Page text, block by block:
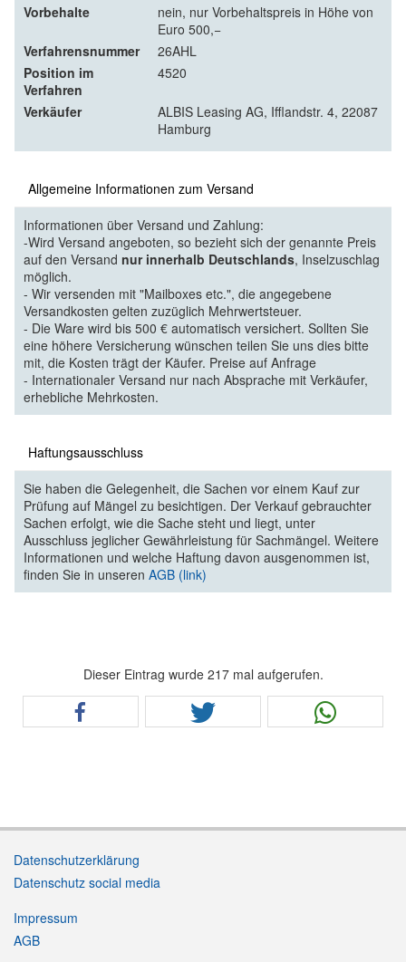
Vorbehalte
nein, nur Vorbehaltspreis in Höhe von
Euro 500,−
Verfahrensnummer
26AHL
Position im
Verfahren
4520
Verkäufer
ALBIS Leasing AG, Ifflandstr. 4, 22087
Hamburg
Allgemeine Informationen zum Versand
Informationen über Versand und Zahlung:
-Wird Versand angeboten, so bezieht sich der genannte Preis
auf den Versand nur innerhalb Deutschlands, Inselzuschlag
möglich.
- Wir versenden mit "Mailboxes etc.", die angegebene
Versandkosten gelten zuzüglich Mehrwertsteuer.
- Die Ware wird bis 500 € automatisch versichert. Sollten Sie
eine höhere Versicherung wünschen teilen Sie uns dies bitte
mit, die Kosten trägt der Käufer. Preise auf Anfrage
- Internationaler Versand nur nach Absprache mit Verkäufer,
erhebliche Mehrkosten.
Haftungsausschluss
Sie haben die Gelegenheit, die Sachen vor einem Kauf zur
Prüfung auf Mängel zu besichtigen. Der Verkauf gebrauchter
Sachen erfolgt, wie die Sache steht und liegt, unter
Ausschluss jeglicher Gewährleistung für Sachmängel. Weitere
Informationen und welche Haftung davon ausgenommen ist,
finden Sie in unseren AGB (link)
Dieser Eintrag wurde 217 mal aufgerufen.
Datenschutzerklärung
Datenschutz social media
Impressum
AGB